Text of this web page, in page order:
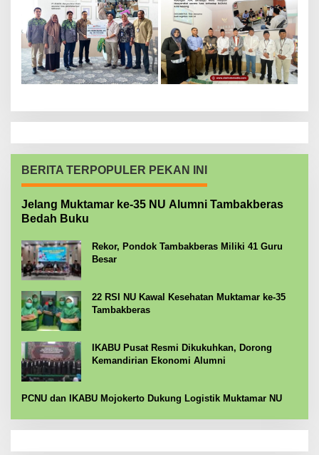
BERITA TERPOPULER PEKAN INI
Jelang Muktamar ke-35 NU Alumni Tambakberas
Bedah Buku
Rekor, Pondok Tambakberas Miliki 41 Guru
Besar
22 RSI NU Kawal Kesehatan Muktamar ke-35
Tambakberas
IKABU Pusat Resmi Dikukuhkan, Dorong
Kemandirian Ekonomi Alumni
PCNU dan IKABU Mojokerto Dukung Logistik Muktamar NU